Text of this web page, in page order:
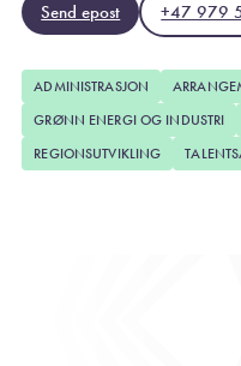
Send epost +47 979
ADMINISTRASJON
GRØNN ENERGI OG INDUSTRI
REGIONSUTVIKLING